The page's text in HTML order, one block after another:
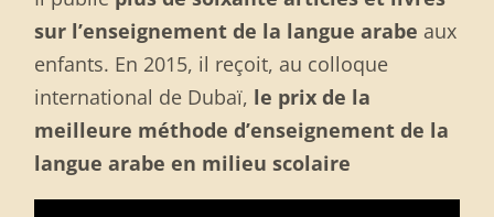
sur l’enseignement de la langue arabe aux
enfants. En 2015, il reçoit, au colloque
international de Dubaï, le prix de la
meilleure méthode d’enseignement de la
langue arabe en milieu scolaire